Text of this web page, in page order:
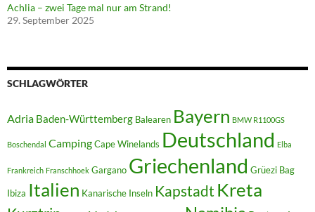
Achlia – zwei Tage mal nur am Strand!
29. September 2025
SCHLAGWÖRTER
Adria Baden-Württemberg Balearen Bayern BMW R1100GS
Boschendal CampingCape Winelands Deutschland Elba
Frankreich Franschhoek Gargano Griechenland Grüezi Bag
Ibiza Italien Kanarische Inseln Kapstadt Kreta